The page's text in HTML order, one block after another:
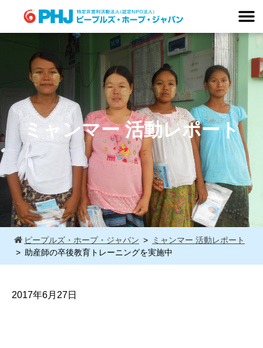
content
ミャンマー 活動レポート
ピープルズ・ホープ・ジャパン
ミャンマー 活動レポート
助産師の卒後教育トレーニングを実施中
2017年6月27日